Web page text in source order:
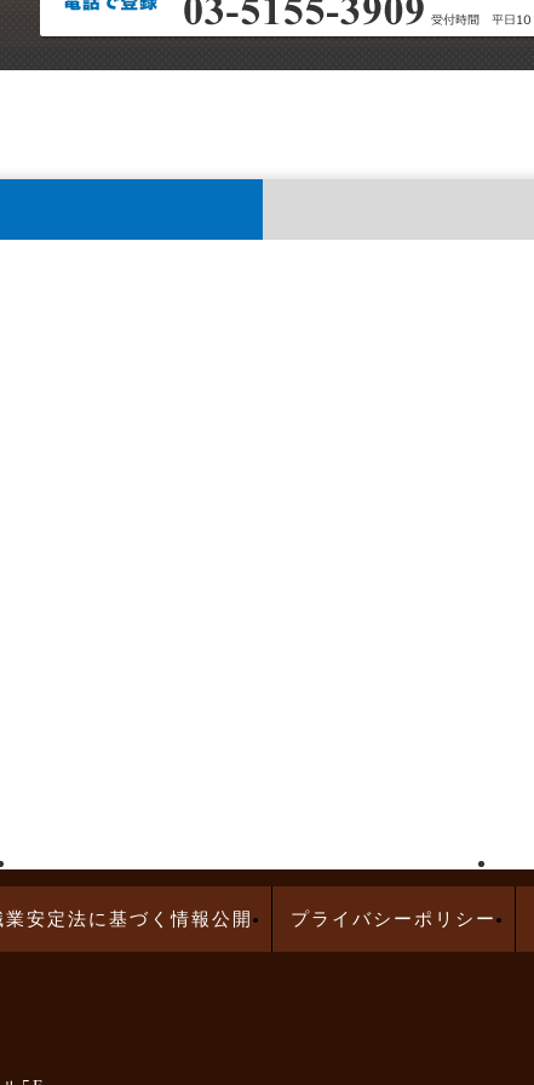
業安定法に基づく情報公開 プライバシーポリシー